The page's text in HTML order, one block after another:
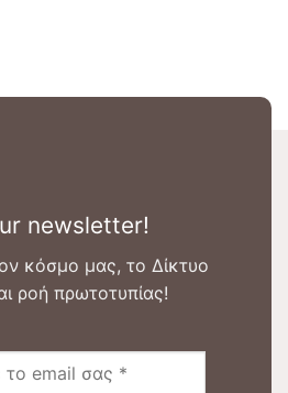
newsletter!
κόσμο μας, το Δίκτυο
ροή πρωτοτυπίας!